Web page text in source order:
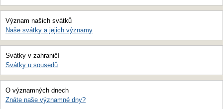
Význam našich svátků
Naše svátky a jejich významy
Svátky v zahraničí
Svátky u sousedů
O významných dnech
Znáte naše významné dny?